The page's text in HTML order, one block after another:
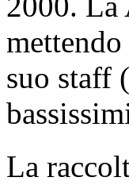
suo staff
La